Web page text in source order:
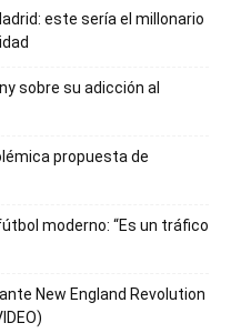
este sería el millonario
sobre su adicción al
propuesta de
moderno: “Es un tráfico
New England Revolution